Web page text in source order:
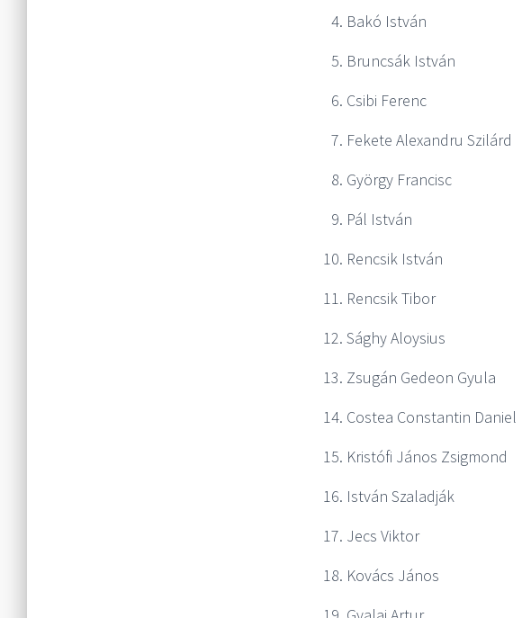
Bakó István
Bruncsák István
Csibi Ferenc
Fekete Alexandru Szilárd
György Francisc
Pál István
Rencsik István
Rencsik Tibor
Sághy Aloysius
Zsugán Gedeon Gyula
Costea Constantin Daniel
Kristófi János Zsigmond
István Szaladják
Jecs Viktor
Kovács János